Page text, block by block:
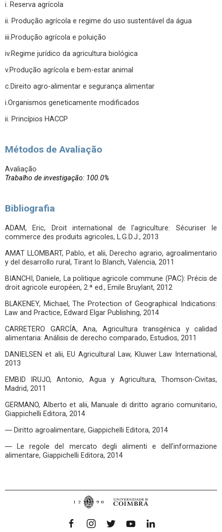
i. Reserva agrícola
ii. Produção agrícola e regime do uso sustentável da água
iii.Produção agrícola e poluição
iv.Regime jurídico da agricultura biológica
v.Produção agrícola e bem-estar animal
c.Direito agro-alimentar e segurança alimentar
i.Organismos geneticamente modificados
ii. Princípios HACCP
Métodos de Avaliação
Avaliação
Trabalho de investigação: 100.0%
Bibliografia
ADAM, Eric, Droit international de l'agriculture: Sécuriser le
commerce des produits agricoles, L.G.D.J., 2013
AMAT LLOMBART, Pablo, et alii, Derecho agrario, agroalimentario
y del desarrollo rural, Tirant lo Blanch, Valencia, 2011
BIANCHI, Daniele, La politique agricole commune (PAC): Précis de
droit agricole européen, 2.ª ed., Emile Bruylant, 2012
BLAKENEY, Michael, The Protection of Geographical Indications:
Law and Practice, Edward Elgar Publishing, 2014
CARRETERO GARCÍA, Ana, Agricultura transgénica y calidad
alimentaria: Análisis de derecho comparado, Estudios, 2011
DANIELSEN et alii, EU Agricultural Law, Kluwer Law International,
2013
EMBID IRUJO, Antonio, Agua y Agricultura, Thomson-Civitas,
Madrid, 2011
GERMANO, Alberto et alii, Manuale di diritto agrario comunitario,
Giappichelli Editora, 2014
― Diritto agroalimentare, Giappichelli Editora, 2014
― Le regole del mercato degli alimenti e dell'informazione
alimentare, Giappichelli Editora, 2014